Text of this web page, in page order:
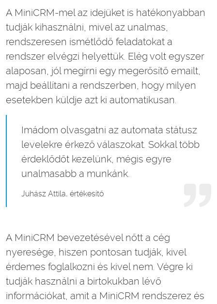
A MiniCRM-mel az idejüket is hatékonyabban
tudják kihasználni, mivel az unalmas,
rendszeresen ismétlődő feladatokat a
rendszer elvégzi helyettük. Elég volt egyszer
alaposan, jól megírni egy megerősítő emailt,
majd beállítani a rendszerben, hogy milyen
esetekben küldje azt ki automatikusan.
Imádom olvasgatni az automata státusz
levelekre érkező válaszokat. Sokkal több
érdeklődőt kezelünk, mégis egyre
unalmasabb a munkánk.
Juhász Attila, értékesítő
A MiniCRM bevezetésével nőtt a cég
nyeresége, hiszen pontosan tudják, kivel
érdemes foglalkozni és kivel nem. Végre ki
tudják használni a birtokukban lévő
információkat, amit a MiniCRM rendszerez és